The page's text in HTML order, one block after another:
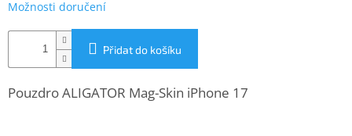
www.inpraise.cz
a
Možnosti doručení
Přidat do košíku
Pouzdro ALIGATOR Mag-Skin iPhone 17